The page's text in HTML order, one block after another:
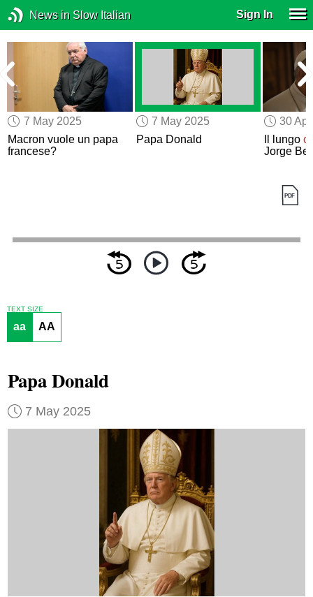
News in Slow Italian Sign In
7 May 2025
Macron vuole un papa
francese?
7 May 2025
Papa Donald
30
Il lungo
Jorge
TEXT SIZE
aa AA
Papa Donald
7 May 2025